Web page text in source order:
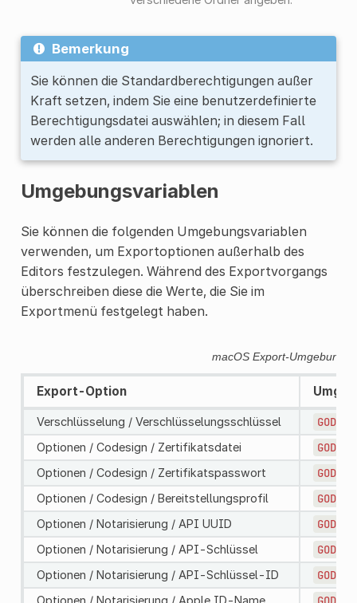
Bemerkung
Sie können die Standardberechtigungen außer
Kraft setzen, indem Sie eine benutzerdefinierte
Berechtigungsdatei auswählen; in diesem Fall
werden alle anderen Berechtigungen ignoriert.
Umgebungsvariablen
Sie können die folgenden Umgebungsvariablen
verwenden, um Exportoptionen außerhalb des
Editors festzulegen. Während des Exportvorgangs
überschreiben diese die Werte, die Sie im
Exportmenü festgelegt haben.
macOS Export-
Export-Option
Verschlüsselung / Verschlüsselungsschlüssel
Optionen / Codesign / Zertifikatsdatei
Optionen / Codesign / Zertifikatspasswort
Optionen / Codesign / Bereitstellungsprofil
Optionen / Notarisierung / API UUID
Optionen / Notarisierung / API-Schlüssel
Optionen / Notarisierung / API-Schlüssel-ID
Optionen / Notarisierung / Apple ID-Name